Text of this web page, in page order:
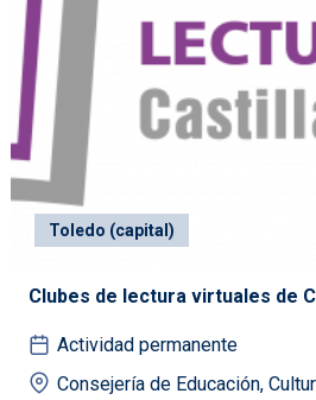
Toledo (capital)
Clubes de lectura virtuales de
Actividad permanente
Consejería de Educación,